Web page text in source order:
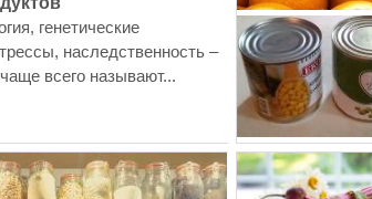
генетические
наследственность –
всего называют...